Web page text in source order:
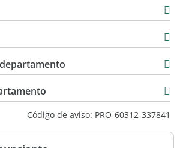
Venta
m2
Código de aviso: PRO-60312-337841